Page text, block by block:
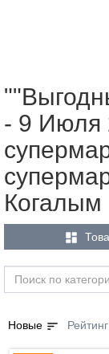
- 9 Июля
Когалым

Новые sort Рейтинг